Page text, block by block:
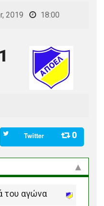
2019 18:00
Twitter 0
του αγώνα